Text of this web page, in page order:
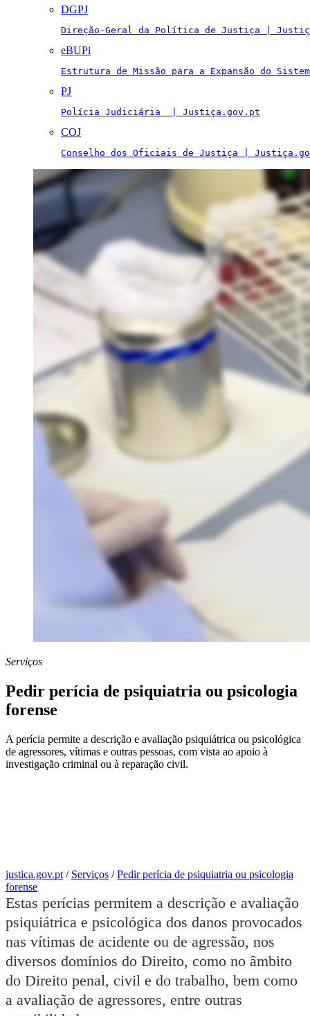
DGPJ
Direção-Geral da Política de Justiça |
eBUPi
Estrutura de Missão para a Expansão do
PJ
Polícia Judiciária  | Justiça.gov.pt
COJ
Conselho dos Oficiais de Justiça |
Serviços
Pedir perícia de psiquiatria ou psicologia
forense
A perícia permite a descrição e avaliação psiquiátrica ou psicológica
de agressores, vítimas e outras pessoas, com vista ao apoio à
investigação criminal ou à reparação civil.
justica.gov.pt / Serviços /Pedir perícia de psiquiatria ou psicologia
forense
Estas perícias permitem a descrição e avaliação
psiquiátrica e psicológica dos danos provocados
nas vítimas de acidente ou de agressão, nos
diversos domínios do Direito, como no âmbito
do Direito penal, civil e do trabalho, bem como
a avaliação de agressores, entre outras